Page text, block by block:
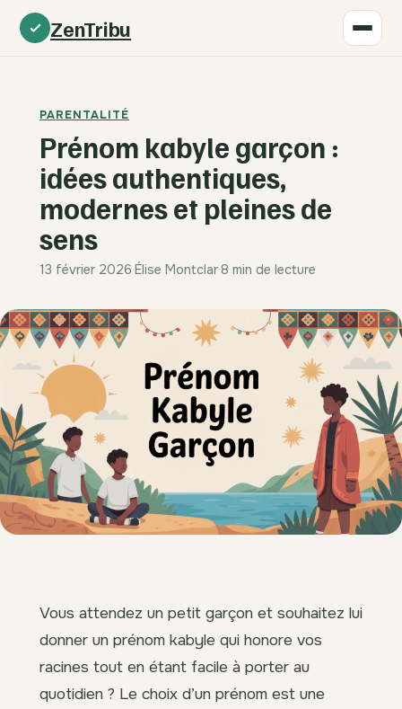
ZenTribu
PARENTALITÉ
Prénom kabyle garçon :
idées authentiques,
modernes et pleines de
sens
13 février 2026·Élise Montclar·8 min de lecture
Vous attendez un petit garçon et souhaitez lui
donner un prénom kabyle qui honore vos
racines tout en étant facile à porter au
quotidien ? Le choix d’un prénom est une